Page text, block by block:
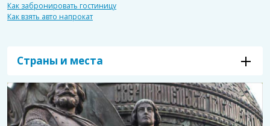
Как забронировать гостиницу
Как взять авто напрокат
Страны и места